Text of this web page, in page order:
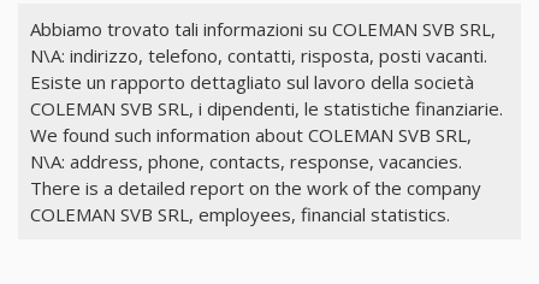
Abbiamo trovato tali informazioni su COLEMAN SVB SRL,
N\A: indirizzo, telefono, contatti, risposta, posti vacanti.
Esiste un rapporto dettagliato sul lavoro della società
COLEMAN SVB SRL, i dipendenti, le statistiche finanziarie.
We found such information about COLEMAN SVB SRL,
N\A: address, phone, contacts, response, vacancies.
There is a detailed report on the work of the company
COLEMAN SVB SRL, employees, financial statistics.